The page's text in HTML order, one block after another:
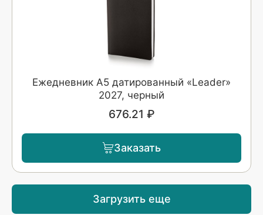
Ежедневник А5 датированный «Leader»
2027, черный
676.21 ₽
Заказать
Загрузить еще